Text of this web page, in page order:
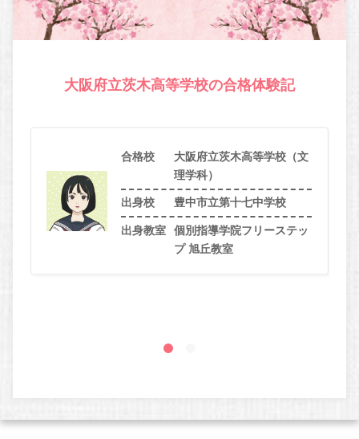
大阪府立茨木高等学校の合格体験記
合格校
大阪府立茨木高等学校（文
理学科）
出身校 豊中市立第十七中学校
出身教室
個別指導学院フリーステッ
プ 旭丘教室